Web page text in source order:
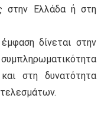
στην Ελλάδα ή στη
δίνεται στην
στη δυνατότητα